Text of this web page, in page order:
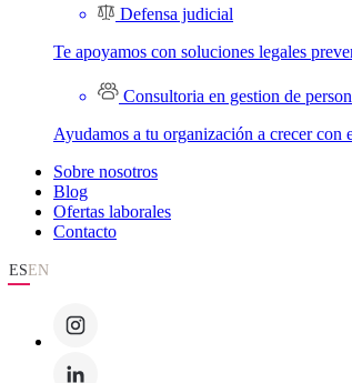
Defensa judicial
Te apoyamos con soluciones legales
Consultoria en gestion de
Ayudamos a tu organización a crecer con
Sobre nosotros
Blog
Ofertas laborales
Contacto
ESEN